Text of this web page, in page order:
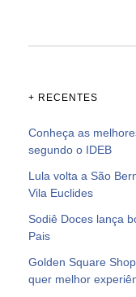
+ RECENTES
Conheça as
segundo o IDEB
Lula volta a São
Vila Euclides
Sodiê Doces lança
Pais
Golden Square
quer melhor